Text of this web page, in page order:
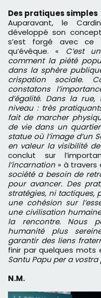
Des pratiques simples
Auparavant, le
développé son
s’est forgé avec
qu’évêque. « C’est
comment la piété
dans la sphère
crispation sociale.
constatons
d’égalité. Dans la
niveau : très
fait de marcher
de vie dans un
statue où l’image d’un
en valeur la visibilité
conclut sur
l’incarnation » à travers
société a besoin de
pour avancer. Des
stratégies, ni tactiques,
une cohésion sur
une civilisation
la rencontre. Nous
humanité plus
garantir des liens
finir par quelques mots
Santu Papu per a
N.M.